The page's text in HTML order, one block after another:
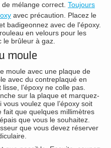
mélange correct. Toujours
avec précaution. Placez le
badigeonnez avec de l'époxy.
en velours pour les
le brûleur à gaz.
moule
moule avec une plaque de
avec du contreplaqué en
l’époxy ne colle pas.
sur la plaque et marquez-
voulez que l’époxy soit
fait que quelques millimètres
que vous le souhaitez.
que vous devez réserver